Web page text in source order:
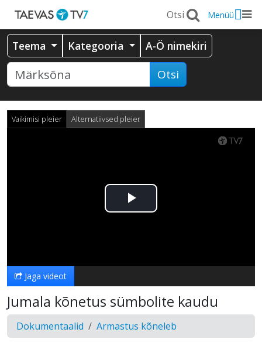
Menüü
Teema Kategooria A-Ö nimekiri
Otsi
Vaikimisi pleier Alternatiivsed pleier
Esita
Jaga videot
Jumala kõnetus sümbolite kaudu
Dokumentaalid Armastus kõneleb